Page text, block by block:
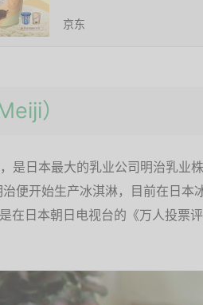
京东
）
是日本最大的乳业公司明治乳业
治便开始生产冰淇淋，目前在日
在日本朝日电视台的《万人投票